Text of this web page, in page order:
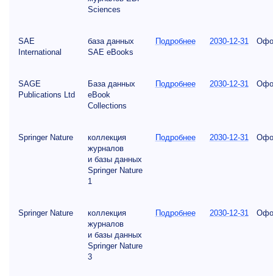
Sciences
SAE
International
база данных
SAE eBooks
Подробнее 2030-12-31
SAGE
Publications Ltd
База данных
eBook
Collections
Подробнее 2030-12-31
Springer Nature
коллекция
журналов
и базы данных
Springer Nature
1
Подробнее 2030-12-31
Springer Nature
коллекция
журналов
и базы данных
Springer Nature
3
Подробнее 2030-12-31